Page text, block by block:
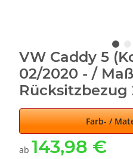
VW Caddy 5
02/2020 - /
Rücksitzbezug
Farb- /
ab 143,98 €